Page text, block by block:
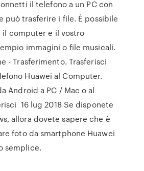
il telefono a un PC con
può trasferire i file. È possibile
computer e il vostro
immagini o file musicali.
- Trasferimento. Trasferisci
Huawei al Computer.
Android a PC / Mac o al
16 lug 2018 Se disponete
allora dovete sapere che è
foto da smartphone Huawei
semplice.